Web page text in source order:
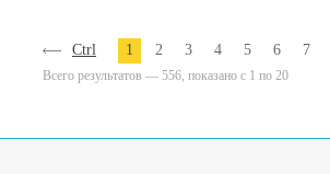
Ctrl 1 2 3 4 5 6 7
Всего результатов — 556, показано с 1 по 20